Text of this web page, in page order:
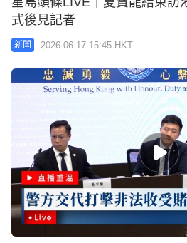
式後見記者
新聞 2026-06-17 15:45 HKT